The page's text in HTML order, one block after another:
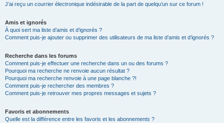
J’ai reçu un courrier électronique indésirable de la part de quelqu’un sur ce forum !
Amis et ignorés
À quoi sert ma liste d’amis et d’ignorés ?
Comment puis-je ajouter ou supprimer des utilisateurs de ma liste d’amis et d’ignorés ?
Recherche dans les forums
Comment puis-je effectuer une recherche dans un ou des forums ?
Pourquoi ma recherche ne renvoie aucun résultat ?
Pourquoi ma recherche renvoie à une page blanche ?!
Comment puis-je rechercher des membres ?
Comment puis-je retrouver mes propres messages et sujets ?
Favoris et abonnements
Quelle est la différence entre les favoris et les abonnements ?